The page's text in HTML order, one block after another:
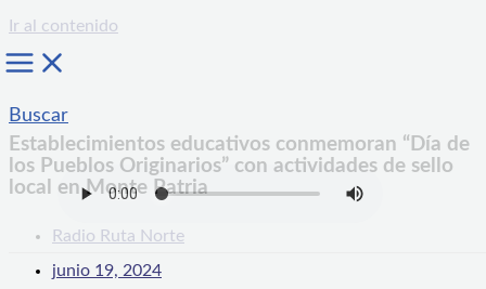
Ir al contenido
Buscar
Establecimientos educativos conmemoran “Día de
los Pueblos Originarios” con actividades de sello
local en Monte Patria
Radio Ruta Norte
junio 19, 2024